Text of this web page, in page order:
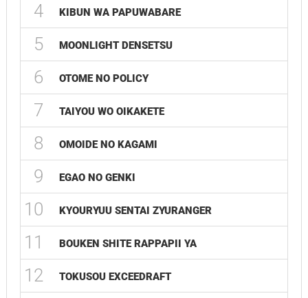
4 KIBUN WA PAPUWABARE
5 MOONLIGHT DENSETSU
6 OTOME NO POLICY
7 TAIYOU WO OIKAKETE
8 OMOIDE NO KAGAMI
9 EGAO NO GENKI
10 KYOURYUU SENTAI ZYURANGER
11 BOUKEN SHITE RAPPAPII YA
12 TOKUSOU EXCEEDRAFT